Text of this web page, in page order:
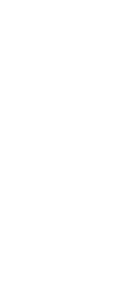
En los
representantes
habitual en el
rendimiento
entrenen y
grado de
El
centros
información